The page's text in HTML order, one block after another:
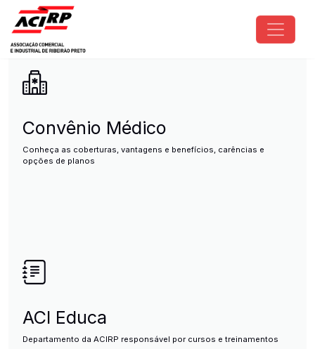
Pular para o conteúdo principal
ACIRP - Associação Comercial
Convênio Médico
Conheça as coberturas, vantagens e benefícios, carências e
opções de planos
ACI Educa
Departamento da ACIRP responsável por cursos e treinamentos